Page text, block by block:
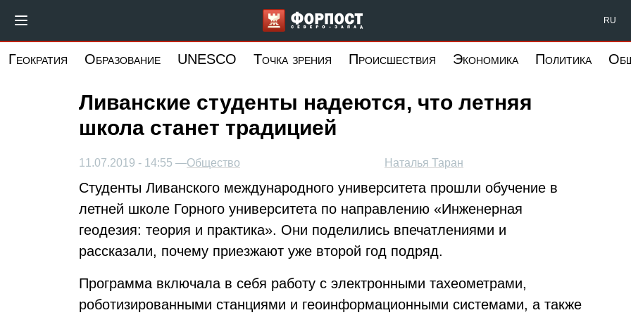
основному
Форпост Северо-Запад RU
Геократия Образование UNESCO Точка зрения Происшествия Экономика Политика
Ливанские студенты надеются, что летняя
школа станет традицией
Наталья Таран
11.07.2019 - 14:55 —Общество
Студенты Ливанского международного университета прошли обучение в
летней школе Горного университета по направлению «Инженерная
геодезия: теория и практика». Они поделились впечатлениями и
рассказали, почему приезжают уже второй год подряд.
Программа включала в себя работу с электронными тахеометрами,
роботизированными станциями и геоинформационными системами, а также